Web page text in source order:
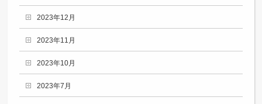
2023年12月
2023年11月
2023年10月
2023年7月